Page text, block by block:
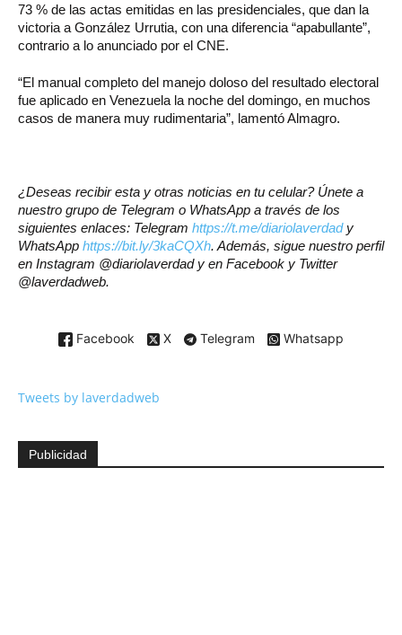
73 % de las actas emitidas en las presidenciales, que dan la
victoria a González Urrutia, con una diferencia “apabullante”,
contrario a lo anunciado por el CNE.
“El manual completo del manejo doloso del resultado electoral
fue aplicado en Venezuela la noche del domingo, en muchos
casos de manera muy rudimentaria”, lamentó Almagro.
¿Deseas recibir esta y otras noticias en tu celular? Únete a
nuestro grupo de Telegram o WhatsApp a través de los
siguientes enlaces: Telegram https://t.me/diariolaverdady
WhatsApp https://bit.ly/3kaCQXh. Además, sigue nuestro perfil
en Instagram @diariolaverdad y en Facebook y Twitter
@laverdadweb.
Facebook X Telegram Whatsapp
Tweets by laverdadweb
Publicidad